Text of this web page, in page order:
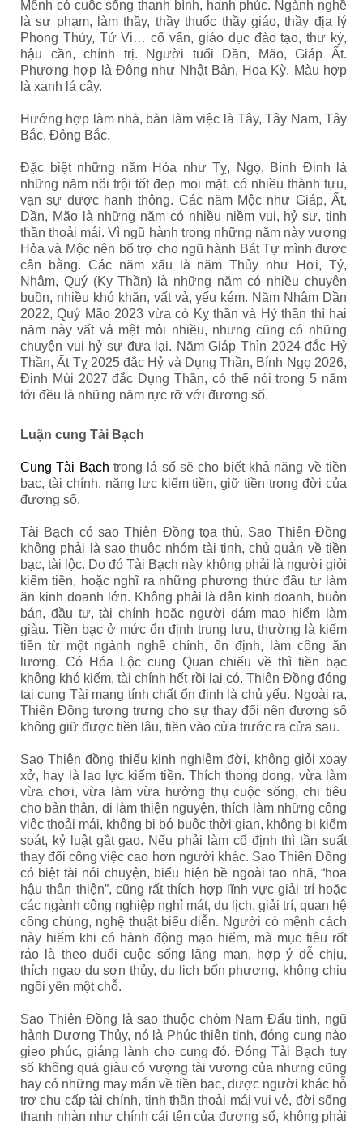
Mệnh có cuộc sống thanh bình, hạnh phúc. Ngành nghề
là sư phạm, làm thầy, thầy thuốc thầy giáo, thầy địa lý
Phong Thủy, Tử Vi… cố vấn, giáo dục đào tạo, thư ký,
hậu cần, chính trị. Người tuổi Dần, Mão, Giáp Ất.
Phương hợp là Đông như Nhật Bản, Hoa Kỳ. Màu hợp
là xanh lá cây.
Hướng hợp làm nhà, bàn làm việc là Tây, Tây Nam, Tây
Bắc, Đông Bắc.
Đặc biệt những năm Hỏa như Tỵ, Ngọ, Bính Đinh là
những năm nổi trội tốt đẹp mọi mặt, có nhiều thành tựu,
vạn sự được hanh thông. Các năm Mộc như Giáp, Ất,
Dần, Mão là những năm có nhiều niềm vui, hỷ sự, tinh
thần thoải mái. Vì ngũ hành trong những năm này vượng
Hỏa và Mộc nên bổ trợ cho ngũ hành Bát Tự mình được
cân bằng. Các năm xấu là năm Thủy như Hợi, Tý,
Nhâm, Quý (Kỵ Thần) là những năm có nhiều chuyện
buồn, nhiều khó khăn, vất vả, yếu kém. Năm Nhâm Dần
2022, Quý Mão 2023 vừa có Kỵ thần và Hỷ thần thì hai
năm này vất vả mệt mỏi nhiều, nhưng cũng có những
chuyện vui hỷ sự đưa lại. Năm Giáp Thìn 2024 đắc Hỷ
Thần, Ất Tỵ 2025 đắc Hỷ và Dụng Thần, Bính Ngọ 2026,
Đinh Mùi 2027 đắc Dụng Thần, có thể nói trong 5 năm
tới đều là những năm rực rỡ với đương số.
Luận cung Tài Bạch
Cung Tài Bạch trong lá số sẽ cho biết khả năng về tiền
bạc, tài chính, năng lực kiếm tiền, giữ tiền trong đời của
đương số.
Tài Bạch có sao Thiên Đồng tọa thủ. Sao Thiên Đồng
không phải là sao thuộc nhóm tài tinh, chủ quản về tiền
bạc, tài lộc. Do đó Tài Bạch này không phải là người giỏi
kiếm tiền, hoặc nghĩ ra những phương thức đầu tư làm
ăn kinh doanh lớn. Không phải là dân kinh doanh, buôn
bán, đầu tư, tài chính hoặc người dám mạo hiểm làm
giàu. Tiền bạc ở mức ổn định trung lưu, thường là kiếm
tiền từ một ngành nghề chính, ổn định, làm công ăn
lương. Có Hóa Lộc cung Quan chiếu về thì tiền bạc
không khó kiếm, tài chính hết rồi lại có. Thiên Đồng đóng
tại cung Tài mang tính chất ổn định là chủ yếu. Ngoài ra,
Thiên Đồng tượng trưng cho sự thay đổi nên đương số
không giữ được tiền lâu, tiền vào cửa trước ra cửa sau.
Sao Thiên đồng thiếu kinh nghiệm đời, không giỏi xoay
xở, hay là lao lực kiếm tiền. Thích thong dong, vừa làm
vừa chơi, vừa làm vừa hưởng thụ cuộc sống, chi tiêu
cho bản thân, đi làm thiện nguyện, thích làm những công
việc thoải mái, không bị bó buộc thời gian, không bị kiểm
soát, kỷ luật gắt gao. Nếu phải làm cố định thì tần suất
thay đổi công việc cao hơn người khác. Sao Thiên Đồng
có biệt tài nói chuyện, biểu hiện bề ngoài tao nhã, “hoa
hậu thân thiện”, cũng rất thích hợp lĩnh vực giải trí hoặc
các ngành công nghiệp nghỉ mát, du lịch, giải trí, quan hệ
công chúng, nghệ thuật biểu diễn. Người có mệnh cách
này hiếm khi có hành động mạo hiểm, mà mục tiêu rốt
ráo là theo đuổi cuộc sống lãng mạn, hợp ý dễ chịu,
thích ngao du sơn thủy, du lịch bốn phương, không chịu
ngồi yên một chỗ.
Sao Thiên Đồng là sao thuộc chòm Nam Đẩu tinh, ngũ
hành Dương Thủy, nó là Phúc thiện tinh, đóng cung nào
gieo phúc, giáng lành cho cung đó. Đóng Tài Bạch tuy
số không quá giàu có vượng tài vượng của nhưng cũng
hay có những may mắn về tiền bạc, được người khác hỗ
trợ chu cấp tài chính, tinh thần thoải mái vui vẻ, đời sống
thanh nhàn như chính cái tên của đương số, không phải